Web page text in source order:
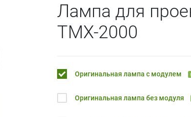
Лампа для
TMX-2000
Оригинальная лампа с модулем
Оригинальная лампа без модуля